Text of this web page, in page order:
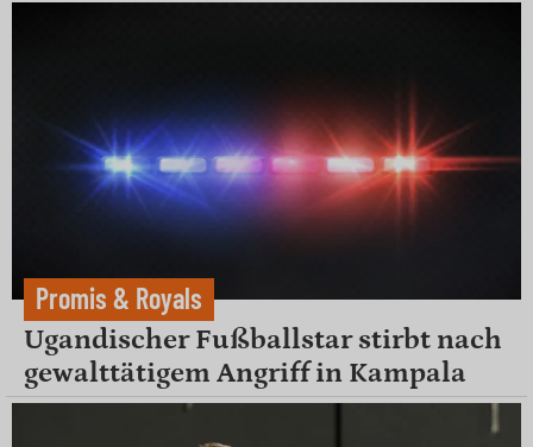
Promis & Royals
Ugandischer Fußballstar stirbt nach
gewalttätigem Angriff in Kampala